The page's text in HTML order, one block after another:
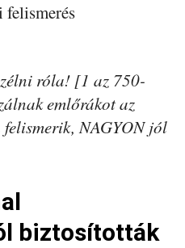
felismerés
róla! [1 az 750-
emlőrákot az
felismerik, NAGYON jól
biztosították